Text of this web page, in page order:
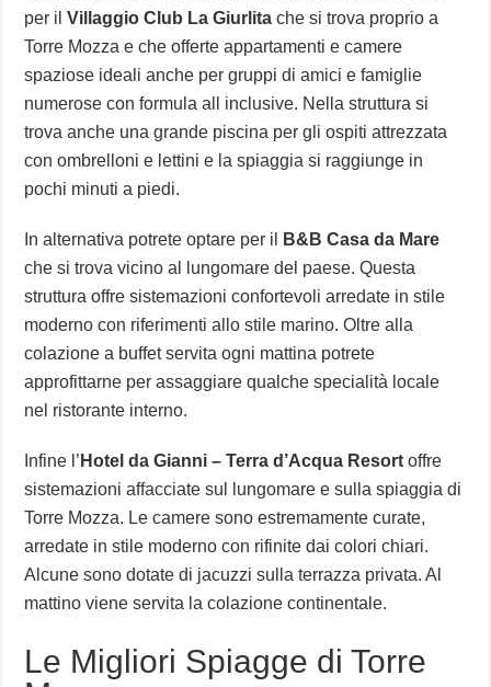
per ilVillaggio Club La Giurlita che si trova proprio a
Torre Mozza e che offerte appartamenti e camere
spaziose ideali anche per gruppi di amici e famiglie
numerose con formula all inclusive. Nella struttura si
trova anche una grande piscina per gli ospiti attrezzata
con ombrelloni e lettini e la spiaggia si raggiunge in
pochi minuti a piedi.
In alternativa potrete optare per il
B&B Casa da Mare
che si trova vicino al lungomare del paese. Questa
struttura offre sistemazioni confortevoli arredate in stile
moderno con riferimenti allo stile marino. Oltre alla
colazione a buffet servita ogni mattina potrete
approfittarne per assaggiare qualche specialità locale
nel ristorante interno.
Infine l’ Hotel da Gianni – Terra d’Acqua Resort offre
sistemazioni affacciate sul lungomare e sulla spiaggia di
Torre Mozza. Le camere sono estremamente curate,
arredate in stile moderno con rifinite dai colori chiari.
Alcune sono dotate di jacuzzi sulla terrazza privata. Al
mattino viene servita la colazione continentale.
Le Migliori Spiagge di Torre